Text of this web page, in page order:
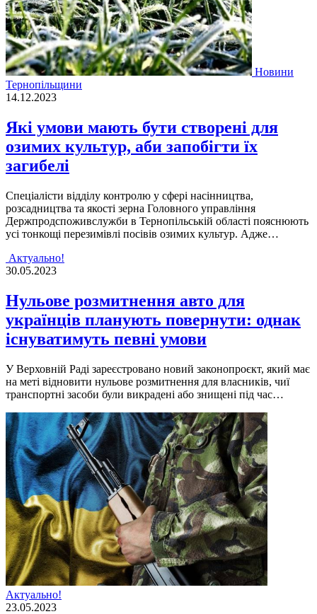
Новини
Тернопільщини
14.12.2023
Які умови мають бути створені для
озимих культур, аби запобігти їх
загибелі
Спеціалісти відділу контролю у сфері насінництва,
розсадництва та якості зерна Головного управління
Держпродспоживслужби в Тернопільській області пояснюють
усі тонкощі перезимівлі посівів озимих культур. Адже…
Актуально!
30.05.2023
Нульове розмитнення авто для
українців планують повернути: однак
існуватимуть певні умови
У Верховній Раді зареєстровано новий законопроєкт, який має
на меті відновити нульове розмитнення для власників, чиї
транспортні засоби були викрадені або знищені під час…
Актуально!
23.05.2023